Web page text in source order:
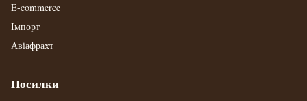
E-commerce
Імпорт
Авіафрахт
Посилки